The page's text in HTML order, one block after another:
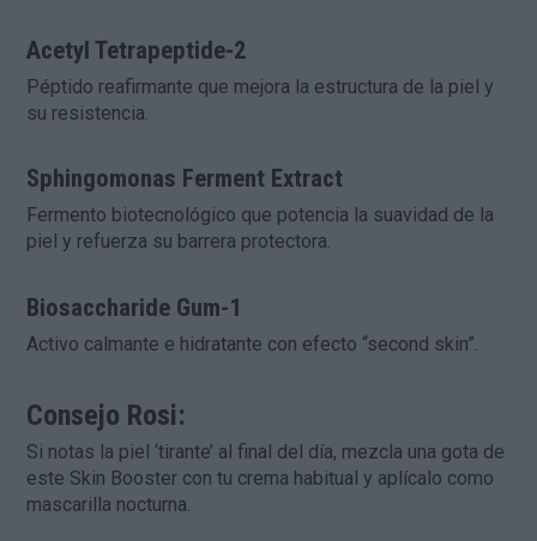
Acetyl Tetrapeptide-2
Péptido reafirmante que mejora la estructura de la piel y
su resistencia.
Sphingomonas Ferment Extract
Fermento biotecnológico que potencia la suavidad de la
piel y refuerza su barrera protectora.
Biosaccharide Gum-1
Activo calmante e hidratante con efecto “second skin”.
Consejo Rosi:
Si notas la piel ‘tirante’ al final del día, mezcla una gota de
este Skin Booster con tu crema habitual y aplícalo como
mascarilla nocturna.